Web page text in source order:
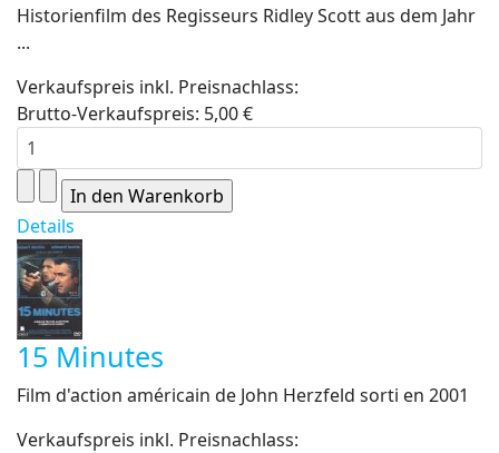
Historienfilm des Regisseurs Ridley Scott aus dem Jahr
...
Verkaufspreis inkl. Preisnachlass:
Brutto-Verkaufspreis: 5,00 €
Details
15 Minutes
Film d'action américain de John Herzfeld sorti en 2001
Verkaufspreis inkl. Preisnachlass: